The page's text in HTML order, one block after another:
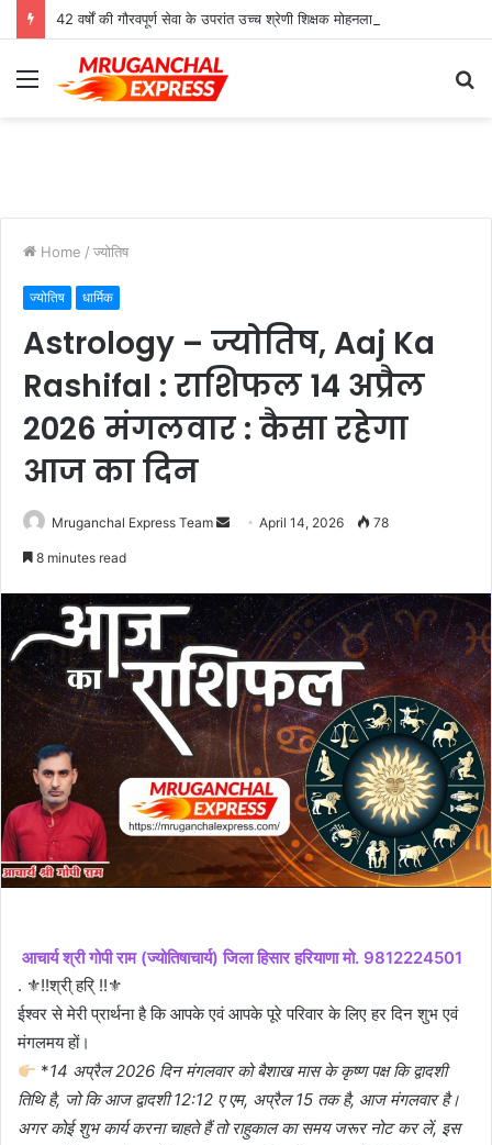
Menu
Home / ज्योतिष
ज्योतिष धार्मिक
Astrology – ज्योतिष, Aaj Ka
Rashifal : राशिफल 14 अप्रैल
2026 मंगलवार : कैसा रहेगा
आज का दिन
Mruganchal Express Team
Send April 14, 2026 78
8 minutes read
आचार्य श्री गोपी राम (ज्योतिषाचार्य) जिला हिसार हरियाणा मो. 9812224501
. ⚜!!श्री् हरि् !!⚜
ईश्वर से मेरी प्रार्थना है कि आपके एवं आपके पूरे परिवार के लिए हर दिन शुभ एवं
मंगलमय हों।
*14 अप्रैल 2026 दिन मंगलवार को बैशाख मास के कृष्ण पक्ष कि द्वादशी
तिथि है, जो कि आज द्वादशी 12:12 ए एम, अप्रैल 15 तक है, आज मंगलवार है।
अगर कोई शुभ कार्य करना चाहते हैं तो राहुकाल का समय जरूर नोट कर लें, इस